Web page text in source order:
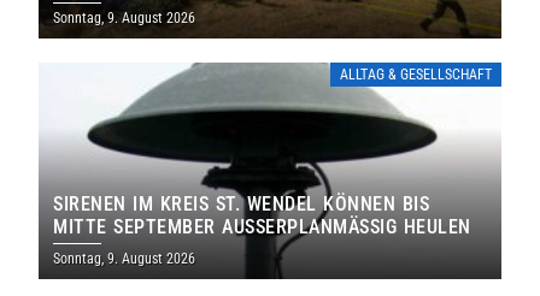
Sonntag, 9. August 2026
ALLTAG & GESELLSCHAFT
SIRENEN IM KREIS ST. WENDEL KÖNNEN BIS
MITTE SEPTEMBER AUSSERPLANMÄSSIG HEULEN
Sonntag, 9. August 2026